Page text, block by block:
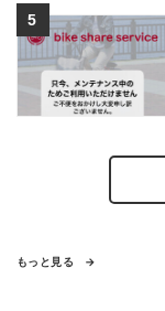
もっと見る